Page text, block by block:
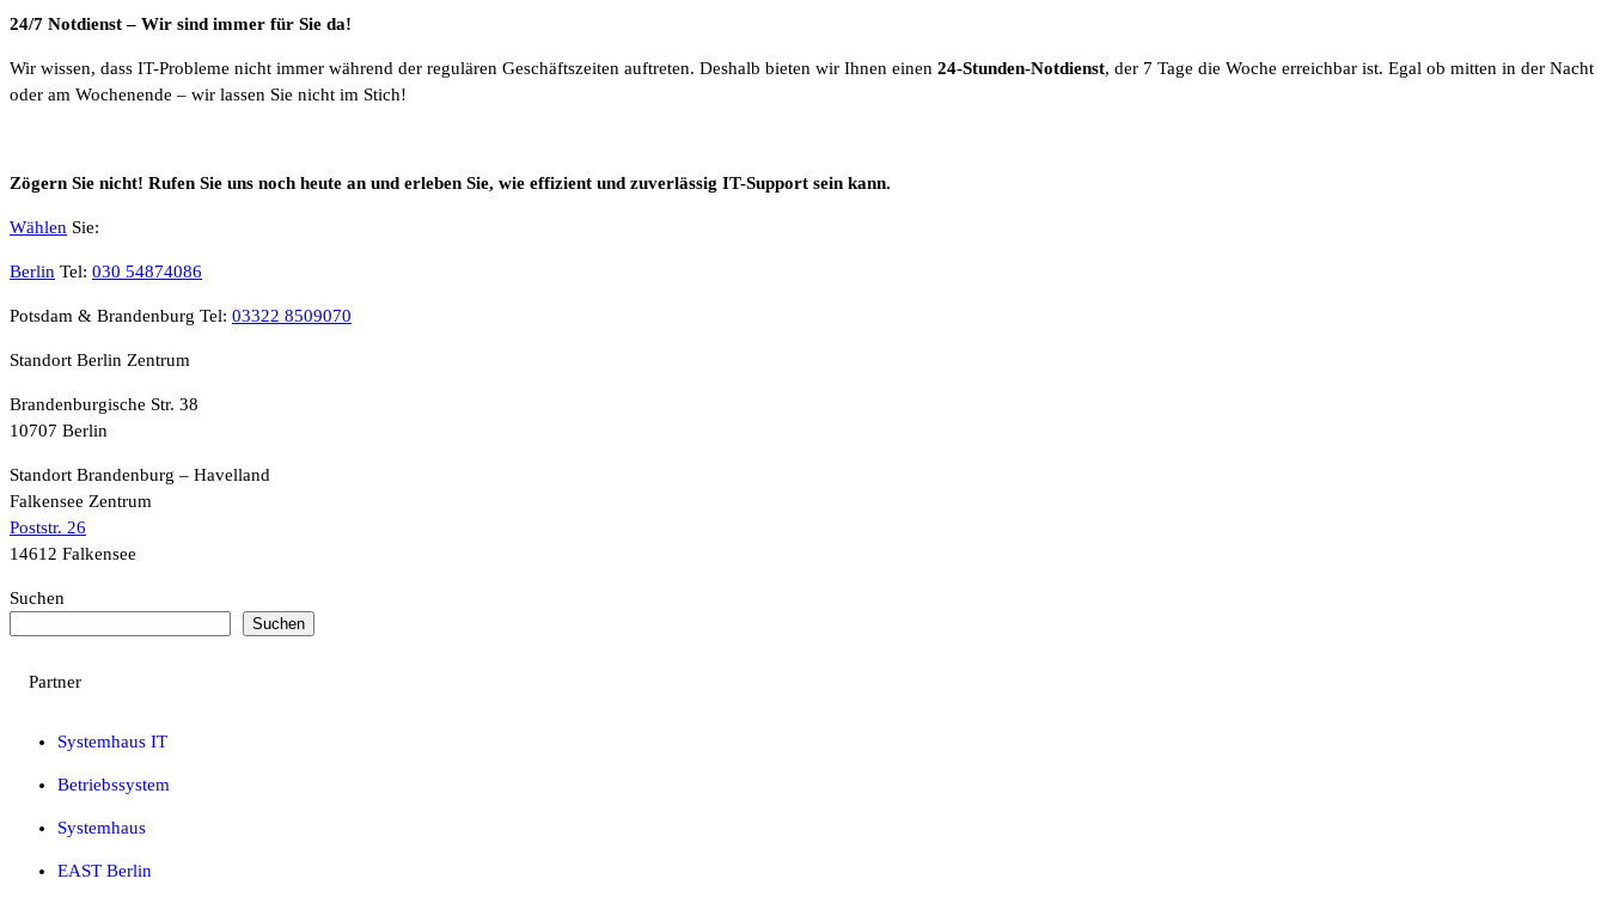
24/7 Notdienst – Wir sind immer für Sie da!
Wir wissen, dass IT-Probleme nicht immer während der regulären Geschäftszeiten auftreten. Deshalb bieten wir Ihnen einen 24-Stunden-Notdienst, der 7 Tage die Woche erreichbar ist. Egal ob mitten in der Nacht
oder am Wochenende – wir lassen Sie nicht im Stich!
Zögern Sie nicht! Rufen Sie uns noch heute an und erleben Sie, wie effizient und zuverlässig IT-Support sein kann.
Wählen Sie:
Berlin Tel: 030 54874086
Potsdam & Brandenburg Tel: 03322 8509070
Standort Berlin Zentrum
Brandenburgische Str. 38
10707 Berlin
Standort Brandenburg – Havelland
Falkensee Zentrum
Poststr. 26
14612 Falkensee
Suchen
Suchen
Partner
Systemhaus IT
Betriebssystem
Systemhaus
EAST Berlin